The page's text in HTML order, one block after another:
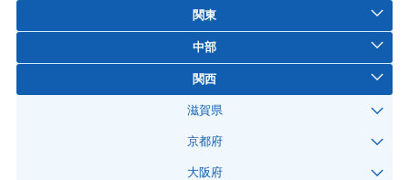
関東
中部
関西
滋賀県
京都府
大阪府